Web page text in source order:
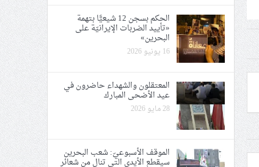
الحكم بسجن 12 شيعيًّا بتهمة
«تأييد الضربات الإيرانيّة على
البحرين»
16 يونيو 2026
المعتقلون والشهداء حاضرون في
عيد الأضحى المبارك
28 مايو 2026
الموقف الأسبوعيّ: شعب البحرين
سيقطع الأيدي التي تنال من شعائر